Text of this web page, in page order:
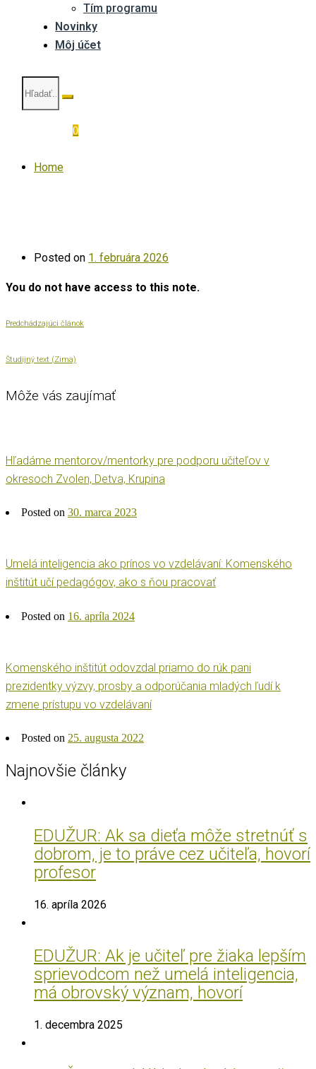
Tím programu
Novinky
Môj účet
0
Home
Posted on 1. februára 2026
You do not have access to this note.
Predchádzajúci článok
Študijný text (Zima)
Môže vás zaujímať
Hľadáme mentorov/mentorky pre podporu učiteľov v
okresoch Zvolen, Detva, Krupina
Posted on 30. marca 2023
Umelá inteligencia ako prínos vo vzdelávaní: Komenského
inštitút učí pedagógov, ako s ňou pracovať
Posted on 16. apríla 2024
Komenského inštitút odovzdal priamo do rúk pani
prezidentky výzvy, prosby a odporúčania mladých ľudí k
zmene prístupu vo vzdelávaní
Posted on 25. augusta 2022
Najnovšie články
EDUŽUR: Ak sa dieťa môže stretnúť s
dobrom, je to práve cez učiteľa, hovorí
profesor
16. apríla 2026
EDUŽUR: Ak je učiteľ pre žiaka lepším
sprievodcom než umelá inteligencia,
má obrovský význam, hovorí
1. decembra 2025